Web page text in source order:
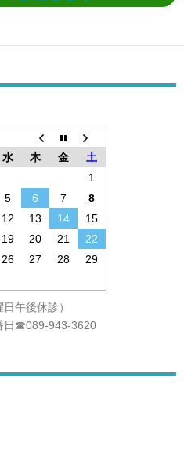
水 木 金
土
1
5 6 7
8
12 13 14
15
19 20 21
22
26 27 28
29
午後休診）
日☎089-943-3620